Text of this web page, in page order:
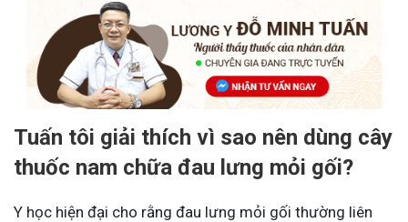
Tuấn tôi giải thích vì sao nên dùng cây
thuốc nam chữa đau lưng mỏi gối?
Y học hiện đại cho rằng đau lưng mỏi gối thường liên